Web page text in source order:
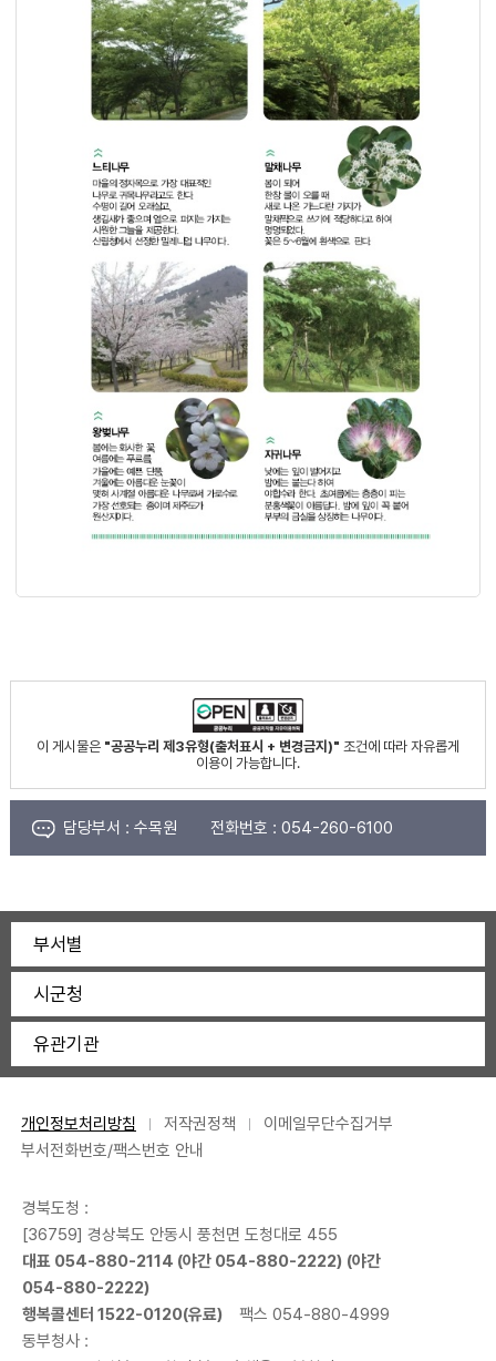
이 게시물은 "공공누리 제3유형(출처표시 + 변경금지)" 조건에 따라 자유롭게
이용이 가능합니다.
담당부서 : 수목원 전화번호 : 054-260-6100
부서별
시군청
유관기관
개인정보처리방침 저작권정책
이메일무단수집거부
부서전화번호/팩스번호 안내
경북도청 :
[36759] 경상북도 안동시 풍천면 도청대로 455
대표 054-880-2114 (야간 054-880-2222) (야간
054-880-2222)
행복콜센터 1522-0120(유료)
팩스 054-880-4999
동부청사 :